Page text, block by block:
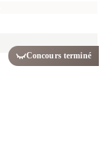
Concours terminé